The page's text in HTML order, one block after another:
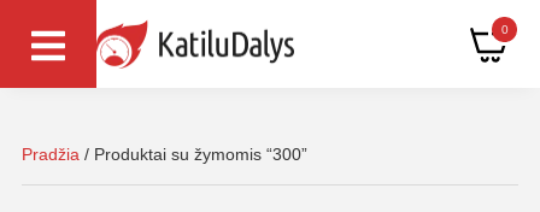
0
Pradžia / Produktai su žymomis “300”